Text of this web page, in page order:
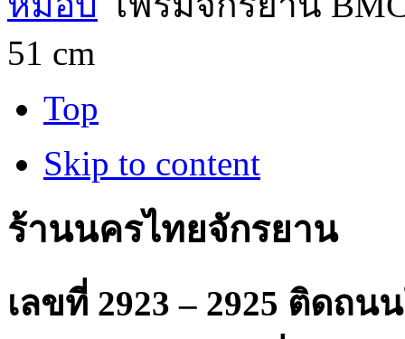
51 cm
Top
Skip to content
ร้านนครไทยจักรยาน
เลขที่ 2923 – 2925 ติดถ